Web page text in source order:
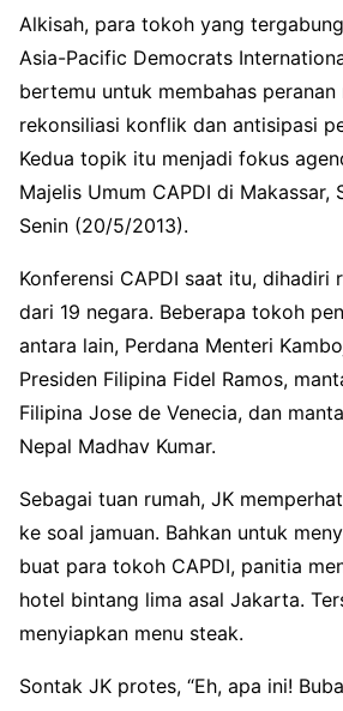
Alkisah, para tokoh yang
Asia-Pacific Democrats
bertemu untuk membahas peranan
rekonsiliasi konflik dan antisipasi
Kedua topik itu menjadi fokus
Majelis Umum CAPDI di Makassar,
Senin (20/5/2013).
Konferensi CAPDI saat itu, dihadiri
dari 19 negara. Beberapa tokoh
antara lain, Perdana Menteri
Presiden Filipina Fidel Ramos,
Filipina Jose de Venecia, dan
Nepal Madhav Kumar.
Sebagai tuan rumah, JK
ke soal jamuan. Bahkan untuk
buat para tokoh CAPDI, panitia
hotel bintang lima asal Jakarta.
menyiapkan menu steak.
Sontak JK protes, “Eh, apa ini!